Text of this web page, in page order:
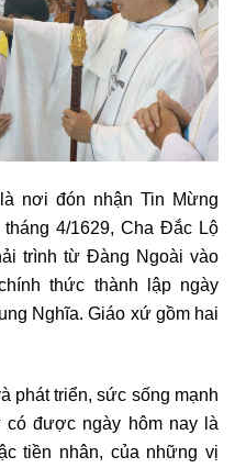
nơi đón nhận Tin Mừng
4/1629, Cha Đắc Lộ
trình từ Đàng Ngoài vào
thức thành lập ngày
Nghĩa. Giáo xứ gồm hai
phát triển, sức sống mạnh
được ngày hôm nay là
tiền nhân, của những vị